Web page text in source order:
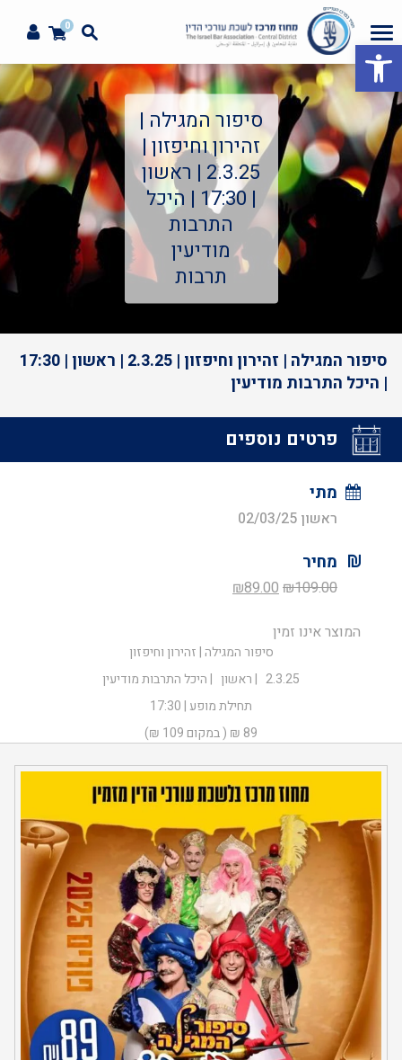
פתח סרגל נגישות
0
סיפור המגילה |
זהירון וחיפזון |
2.3.25 | ראשון
| 17:30 | היכל
התרבות
מודיעין
תרבות
סיפור המגילה | זהירון וחיפזון | 2.3.25 | ראשון | 17:30
| היכל התרבות מודיעין
פרטים נוספים
מתי
ראשון 02/03/25
מחיר
₪109.00
המחיר
היה:
₪109.00.
₪89.00
₪89.00.
המוצר אינו זמין
סיפור המגילה | זהירון וחיפזון
2.3.25 | ראשון | היכל התרבות מודיעין
תחילת מופע | 17:30
89 ₪ ( במקום 109 ₪)